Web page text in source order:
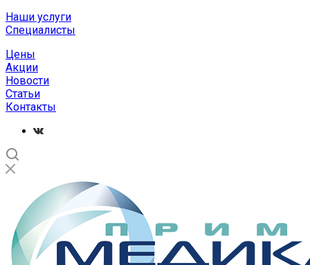
Наши услуги
Специалисты
Цены
Акции
Новости
Статьи
Контакты